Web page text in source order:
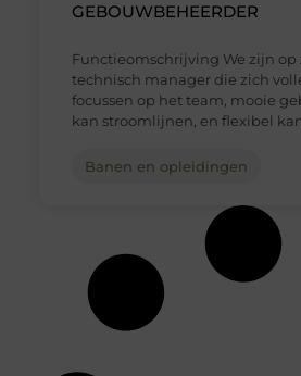
GEBOUWBEHEERDER
Functieomschrijving We zijn op
technisch manager die zich
focussen op het team, mooie
kan stroomlijnen, en flexibel
Banen en opleidingen